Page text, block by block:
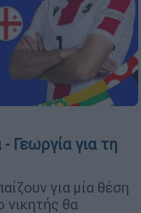
Γεωργία για τη
για μία θέση
νικητής θα